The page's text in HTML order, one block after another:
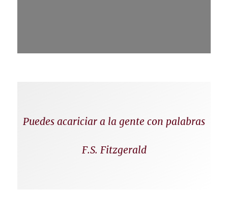
Puedes acariciar a la gente con palabras
F.S. Fitzgerald